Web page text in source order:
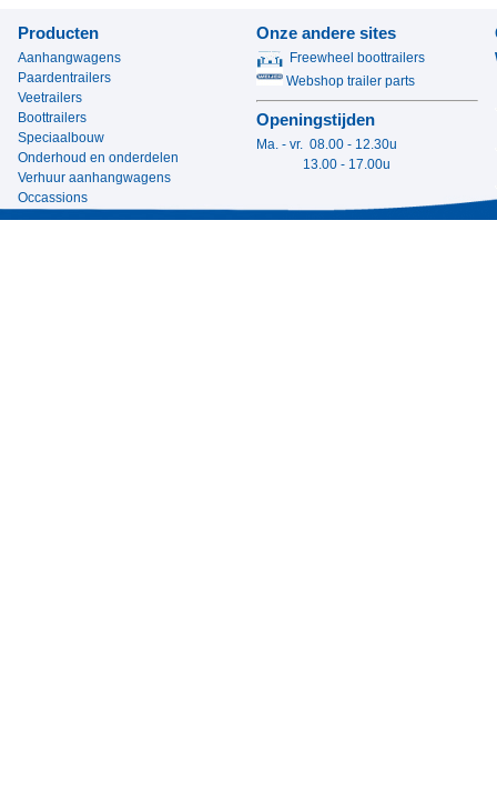
Producten
Aanhangwagens
Paardentrailers
Veetrailers
Boottrailers
Speciaalbouw
Onderhoud en onderdelen
Verhuur aanhangwagens
Occassions
Onze andere sites
Freewheel boottrailers
Webshop trailer parts
Openingstijden
Ma. - vr. 08.00 - 12.30u
13.00 - 17.00u